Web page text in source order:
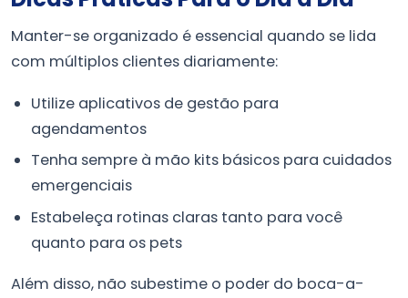
Manter-se organizado é essencial quando se lida
com múltiplos clientes diariamente:
Utilize aplicativos de gestão para
agendamentos
Tenha sempre à mão kits básicos para cuidados
emergenciais
Estabeleça rotinas claras tanto para você
quanto para os pets
Além disso, não subestime o poder do boca-a-